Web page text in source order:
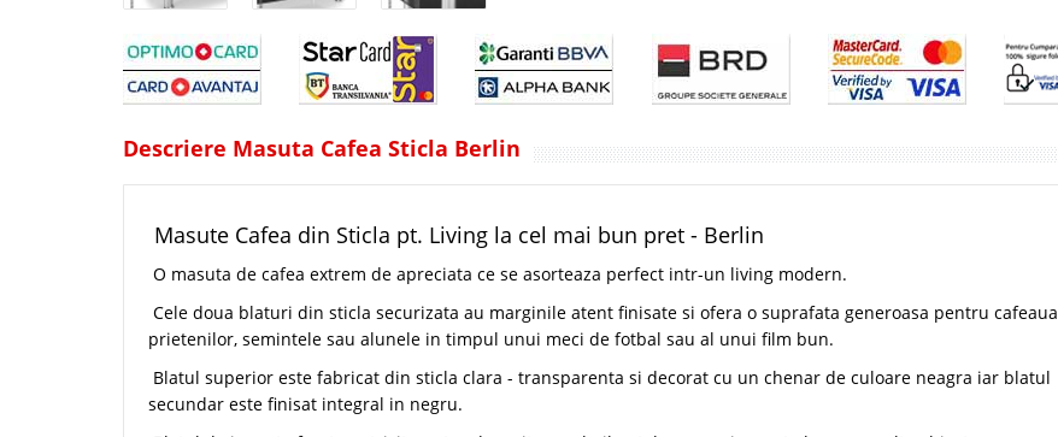
Descriere Masuta Cafea Sticla Berlin
Masute Cafea din Sticla pt. Living la cel mai bun pret - Berlin
O masuta de cafea extrem de apreciata ce se asorteaza perfect intr-un living modern.
Cele doua blaturi din sticla securizata au marginile atent finisate si ofera o suprafata generoasa pentru cafeaua
prietenilor, semintele sau alunele in timpul unui meci de fotbal sau al unui film bun.
Blatul superior este fabricat din sticla clara - transparenta si decorat cu un chenar de culoare neagra iar blatul
secundar este finisat integral in negru.